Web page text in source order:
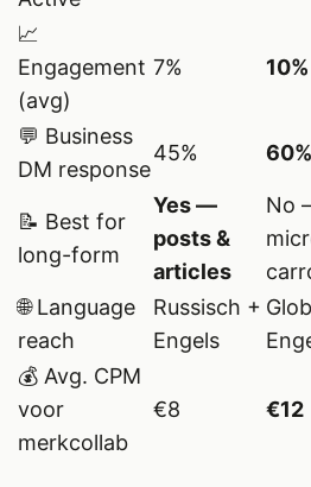
📈
Engagement
(avg)
7% 10%
💬 Business
DM response
45% 60%
📝 Best for
long-form
Yes —
posts &
articles
No
🌐 Language
reach
Russisch +
Engels
💰 Avg. CPM
voor
merkcollab
€8 €12